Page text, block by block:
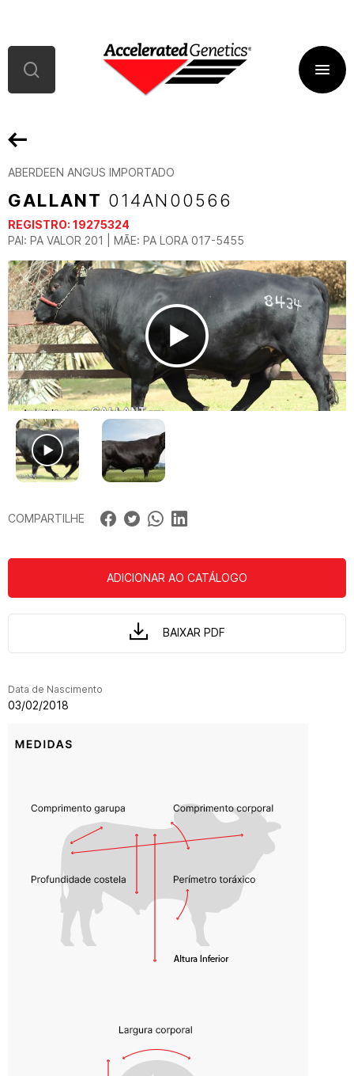
ABERDEEN ANGUS IMPORTADO
GALLANT 014AN00566
REGISTRO: 19275324
PAI: PA VALOR 201 | MÃE: PA LORA 017-5455
COMPARTILHE
ADICIONAR AO CATÁLOGO
BAIXAR PDF
Data de Nascimento
03/02/2018